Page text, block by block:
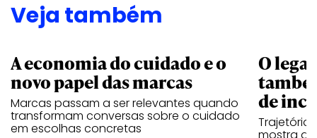
Veja também
A economia do cuidado e o
novo papel das marcas
Marcas passam a ser relevantes quando
transformam conversas sobre o cuidado
em escolhas concretas
O
de
Trajetória